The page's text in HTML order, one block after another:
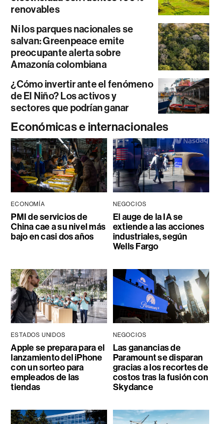
renovables
Ni los parques nacionales se
salvan: Greenpeace emite
preocupante alerta sobre
Amazonía colombiana
¿Cómo invertir ante el fenómeno
de El Niño? Los activos y
sectores que podrían ganar
Económicas e internacionales
ECONOMÍA
PMI de servicios de
China cae a su nivel más
bajo en casi dos años
NEGOCIOS
El auge de la IA se
extiende a las acciones
industriales, según
Wells Fargo
ESTADOS UNIDOS
Apple se prepara para el
lanzamiento del iPhone
con un sorteo para
empleados de las
tiendas
NEGOCIOS
Las ganancias de
Paramount se disparan
gracias a los recortes de
costos tras la fusión con
Skydance